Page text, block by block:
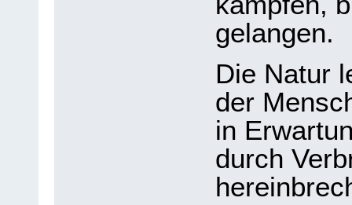
gelangen.
Die Natur
der
in
durch